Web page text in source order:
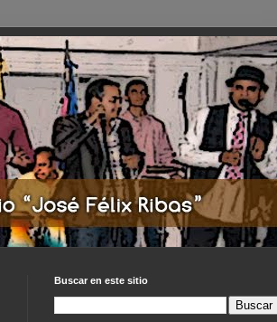
Buscar en este sitio